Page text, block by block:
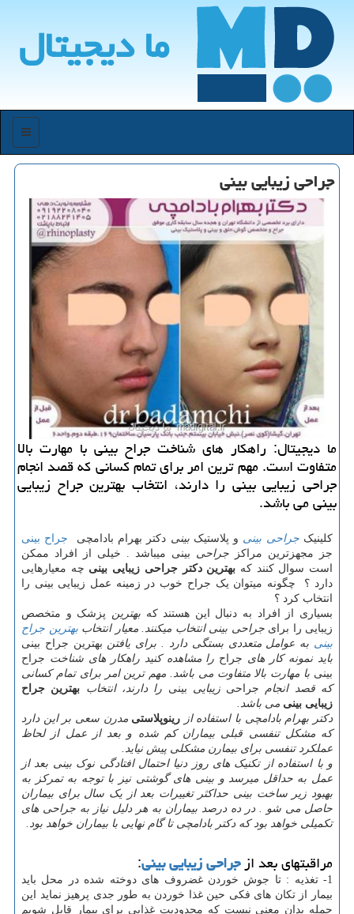
ما دیجیتال
منو
جراحی زیبایی بینی
ما دیجیتال: راهكار های شناخت جراح بینی با مهارت بالا
متفاوت است. مهم ترین امر برای تمام كسانی كه قصد انجام
جراحی زیبایی بینی را دارند، انتخاب بهترین جراح زیبایی
بینی می باشد.
کلینیکجراحی بینی و پلاستیکبینی دکتر بهرام بادامچی جراح بینی
جز مجهزترین مراکز جراحی بینی میباشد . خیلی از افراد ممکن
است سوال کنند که بهترین دکتر جراحی زیبایی بینی چه معیارهایی
دارد ؟ چگونه میتوان یک جراح خوب در زمینه عمل زیبایی بینی را
انتخاب کرد ؟
بسیاری از افراد به دنبال این هستند کهبهترین پزشک و متخصص
زیبایی را برایجراحی بینی انتخاب میکنند. معیار انتخاببهترین جراح
بینی به عوامل متعددی بستگی دارد . برای یافتن بهترین جراح بینی
باید نمونه کار های جراح را مشاهده کنید راهکار های شناخت جراح
بینی با مهارت بالا متفاوت می باشد. مهم ترین امر برای تمام کسانی
که قصد انجام جراحی زیبایی بینی را دارند، انتخاب بهترین جراح
زیبایی بینی می باشد.
دکتر بهرام بادامچی با استفاده از رینوپلاستی مدرن سعی بر این دارد
که مشکل تنفسی قبلی بیماران کم شده و بعد از عمل از لحاظ
عملکرد تنفسی برای بیمارن مشکلی پیش نیاید.
و با استفاده از تکنیک های روز دنیا احتمال افتادگی نوک بینی بعد از
عمل به حداقل میرسد و بینی های گوشتی نیز با توجه به تمرکز به
بهبود زیر ساخت بینی حداکثر تغییرات بعد از یک سال برای بیماران
حاصل می شو . در ده درصد بیماران به هر دلیل نیاز به جراحی های
تکمیلی خواهد بود که دکتر بادامچی تا گام نهایی با بیماران خواهد بود.
مراقبتهای بعد ازجراحی زیبایی بینی:
1- تغذیه : تا جوش خوردن غضروف های دوخته شده در محل باید
بیمار از تکان های فکی حین غذا خوردن به طور جدی پرهیز نماید این
جمله بدان معنی نیست که محدودیت غذایی برای بیمار قایل شویم